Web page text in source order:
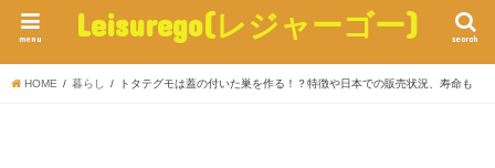
Leisurego(レジャーゴー) search
menu
HOME 暮らし トタテグモは蓋の付いた巣を作る！？特徴や日本での販売状況、寿命も